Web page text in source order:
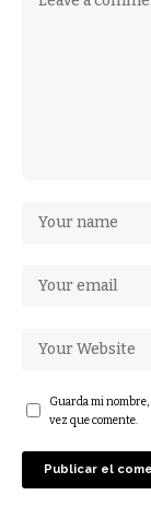
Guarda mi
vez que comente.